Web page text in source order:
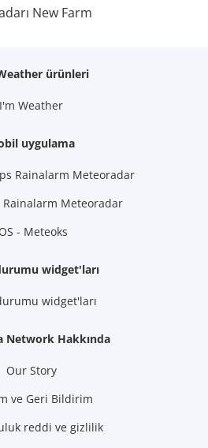
New Farm
ürünleri
I'm Weather
uygulama
Rainalarm Meteoradar
Rainalarm Meteoradar
- Meteoks
widget'ları
widget'ları
Network Hakkında
Our Story
ve Geri Bildirim
reddi ve gizlilik